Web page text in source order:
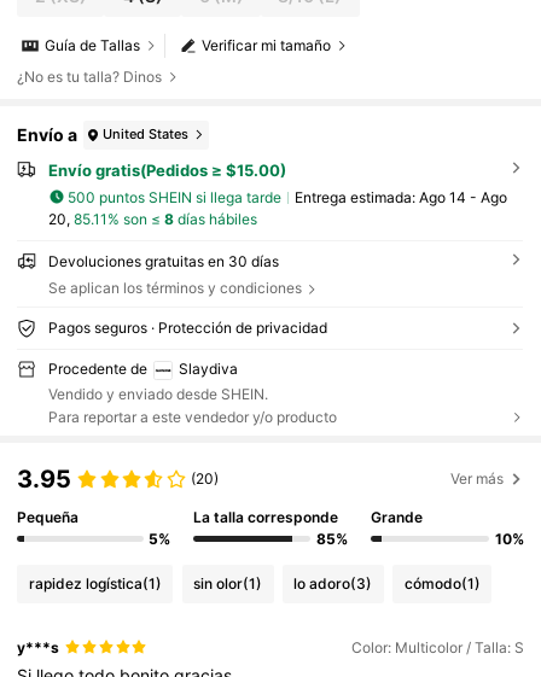
Verificar mi tamaño
Guía de Tallas
¿No es tu talla? Dinos
Envío a United States
Envío gratis(Pedidos ≥ $15.00)
500 puntos SHEIN si llega tarde Entrega estimada: Ago 14 - Ago
20, 85.11% son ≤ 8días hábiles
Devoluciones gratuitas en 30 días
Se aplican los términos y condiciones
Pagos seguros · Protección de privacidad
Procedente de
Slaydiva
Vendido y enviado desde SHEIN.
Para reportar a este vendedor y/o producto
3.95 (20) Ver más
Pequeña
5%
La talla corresponde
85%
Grande
10%
rapidez logística(1) sin olor(1) lo adoro(3) cómodo(1)
y***s Color: Multicolor / Talla: S